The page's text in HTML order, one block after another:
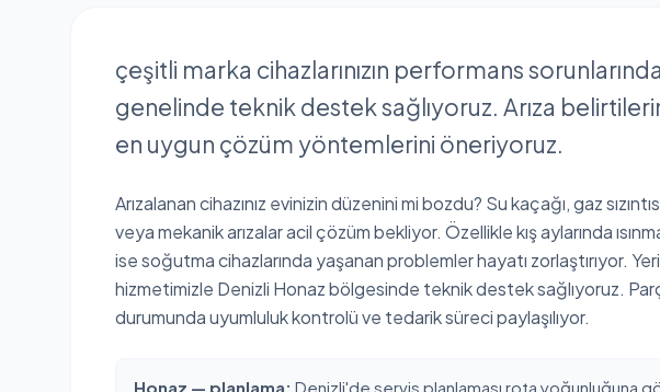
çeşitli marka cihazlarınızın performans
genelinde teknik destek sağlıyoruz. Arıza
en uygun çözüm yöntemlerini öneriyoruz.
Arızalanan cihazınız evinizin düzenini mi bozdu? Su kaçağı, gaz
veya mekanik arızalar acil çözüm bekliyor. Özellikle kış aylarında
ise soğutma cihazlarında yaşanan problemler hayatı zorlaştırıyor.
hizmetimizle Denizli Honaz bölgesinde teknik destek sağlıyoruz.
durumunda uyumluluk kontrolü ve tedarik süreci paylaşılıyor.
Honaz — planlama: Denizli'de servis planlaması rota yoğunluğuna